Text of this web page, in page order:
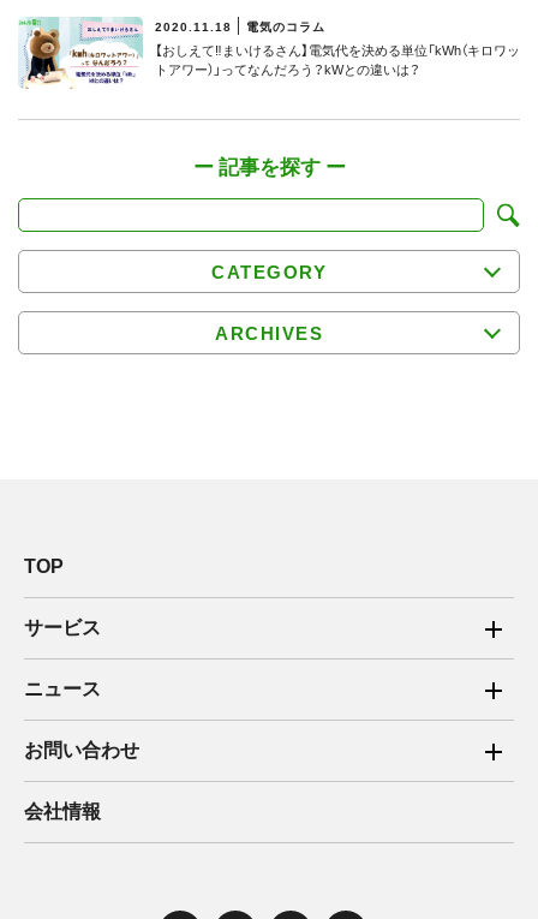
2020.11.18 電気のコラム
【おしえて‼まいけるさん】電気代を決める単位「kWh（キロワッ
トアワー）」ってなんだろう？kWとの違いは？
CATEGORY
ARCHIVES
TOP
サービス
ご家庭向け電力サービス
法人向け脱炭素サービス
住宅用太陽光売電 卒FIT
ニュース
2025年
2024年
お問い合わせ
ご家庭向け電力サービス・卒FIT電気の売電
法人向け脱炭素サービス・新電力向けサービス
会社情報